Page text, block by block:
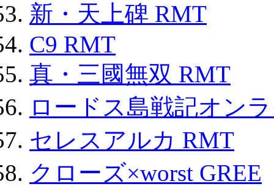
新・天上碑 RMT
C9 RMT
真・三國無双 RMT
ロードス島戦記オン
セレスアルカ RMT
クローズ×worst GREE